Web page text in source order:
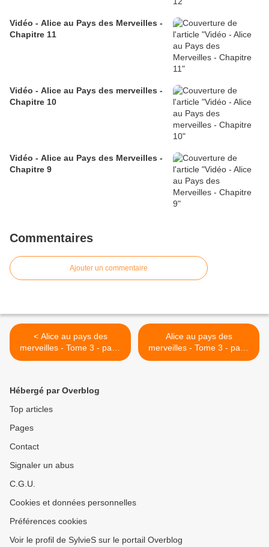
Vidéo - Alice au Pays des Merveilles -
Chapitre 11
Vidéo - Alice au Pays des merveilles -
Chapitre 10
Vidéo - Alice au Pays des Merveilles -
Chapitre 9
Commentaires
Ajouter un commentaire
< Alice au pays des
merveilles - Tome 3 - page
2
Alice au pays des
merveilles - Tome 3 - page
4 >
Hébergé par Overblog
Top articles
Pages
Contact
Signaler un abus
C.G.U.
Cookies et données personnelles
Préférences cookies
Voir le profil de SylvieS sur le portail Overblog